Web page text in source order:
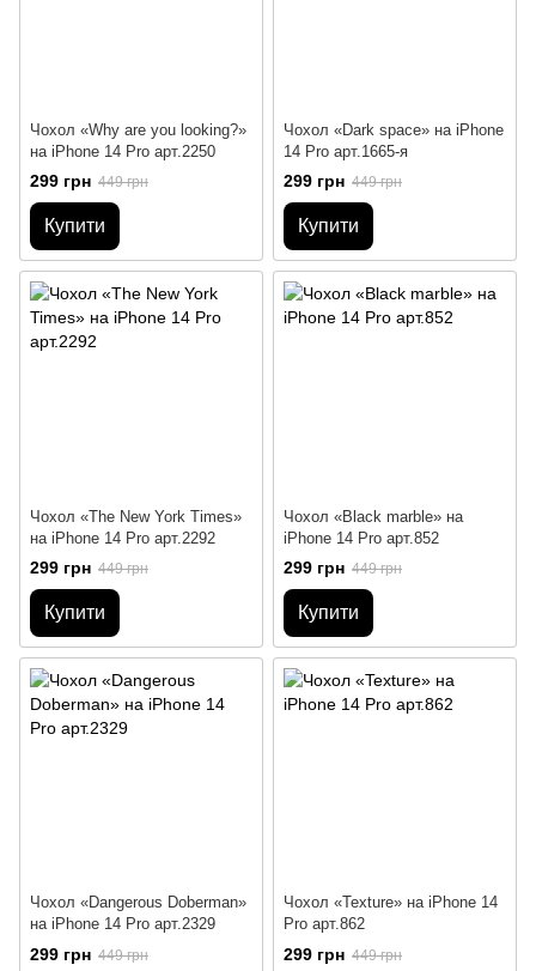
Чохол «Why are you looking?»
на iPhone 14 Pro арт.2250
299 грн 449 грн
Купити
Чохол «Dark space» на iPhone
14 Pro арт.1665-я
299 грн 449 грн
Купити
Чохол «The New York Times»
на iPhone 14 Pro арт.2292
299 грн 449 грн
Купити
Чохол «Black marble» на
iPhone 14 Pro арт.852
299 грн 449 грн
Купити
Чохол «Dangerous Doberman»
на iPhone 14 Pro арт.2329
299 грн 449 грн
Чохол «Texture» на iPhone 14
Pro арт.862
299 грн 449 грн